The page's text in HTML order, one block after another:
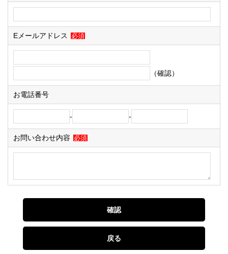
Eメールアドレス 必須
（確認）
お電話番号
- -
お問い合わせ内容 必須